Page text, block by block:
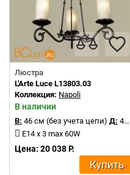
Люстра
L'Arte Luce L13803.03
Коллекция: Napoli
В наличии
В: 46 см (без учета цепи) Д: 45 см
E14 х 3 max 60W
Цена: 20 038 Р.
Купить